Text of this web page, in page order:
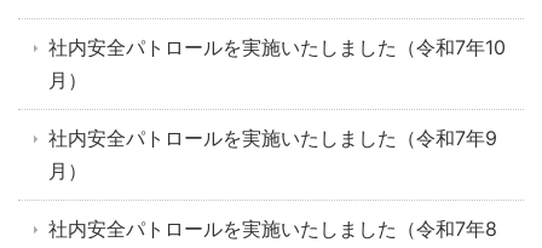
社内安全パトロールを実施いたしました（令和7年10
月）
社内安全パトロールを実施いたしました（令和7年9
月）
社内安全パトロールを実施いたしました（令和7年8